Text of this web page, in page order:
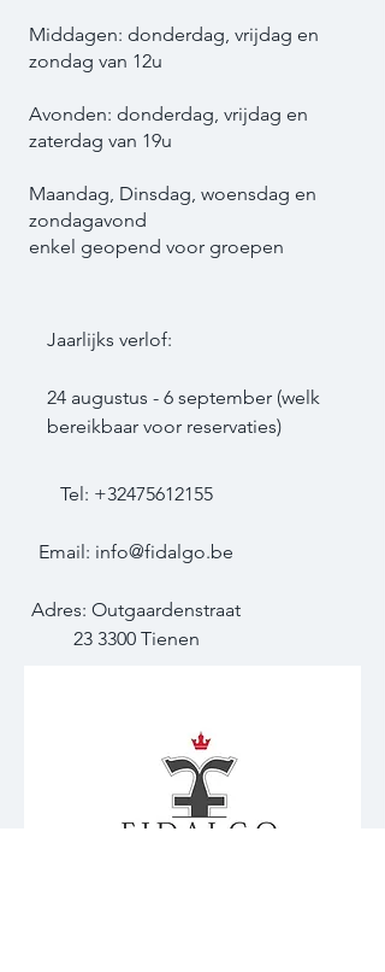
Middagen: donderdag, vrijdag en
zondag van 12u
Avonden: donderdag, vrijdag en
zaterdag van 19u​
Maandag, Dinsdag, woensdag en
zondagavond
enkel geopend voor groepen
Jaarlijks verlof:
24 augustus - 6 september (welk
bereikbaar voor reservaties)
Tel: +32475612155
Email: info@fidalgo.be
Adres: Outgaardenstraat
23 3300 Tienen